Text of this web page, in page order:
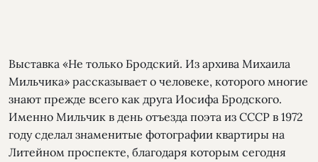
Выставка «Не только Бродский. Из архива Михаила
Мильчика» рассказывает о человеке, которого многие
знают прежде всего как друга Иосифа Бродского.
Именно Мильчик в день отъезда поэта из СССР в 1972
году сделал знаменитые фотографии квартиры на
Литейном проспекте, благодаря которым сегодня